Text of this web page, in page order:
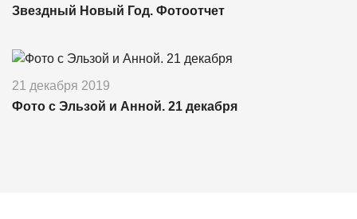
Звездный Новый Год. Фотоотчет
21 декабря 2019
Фото с Эльзой и Анной. 21 декабря